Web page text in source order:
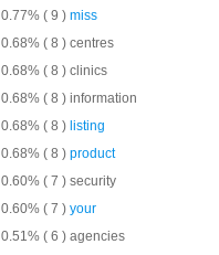
0.77% ( 9 ) miss
0.68% ( 8 ) centres
0.68% ( 8 ) clinics
0.68% ( 8 ) information
0.68% ( 8 ) listing
0.68% ( 8 ) product
0.60% ( 7 ) security
0.60% ( 7 ) your
0.51% ( 6 ) agencies